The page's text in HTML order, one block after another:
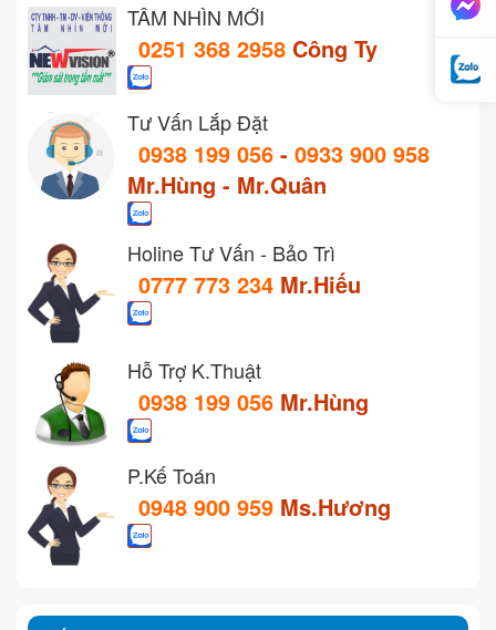
TẦM NHÌN MỚI
0251 368 2958 Công Ty
Tư Vấn Lắp Đặt
0938 199 056 - 0933 900 958
Mr.Hùng - Mr.Quân
Holine Tư Vấn - Bảo Trì
0777 773 234 Mr.Hiếu
Hỗ Trợ K.Thuật
0938 199 056 Mr.Hùng
P.Kế Toán
0948 900 959 Ms.Hương